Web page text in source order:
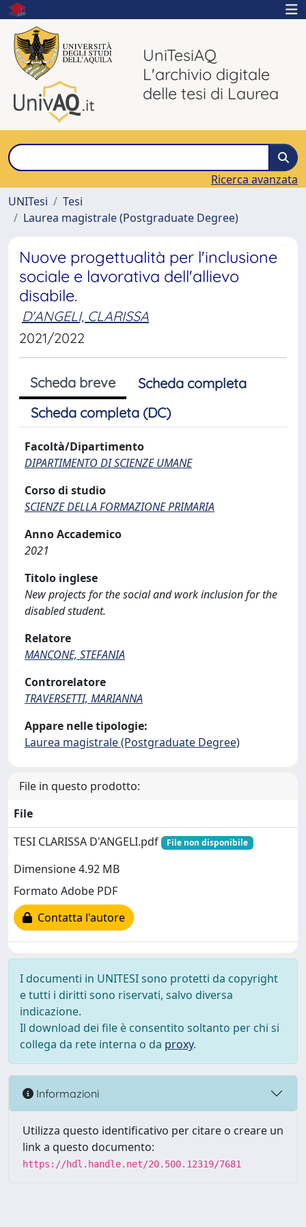
UniTesiAQ
L'archivio digitale
delle tesi di Laurea
Ricerca avanzata
UNITesi
Tesi
Laurea magistrale (Postgraduate Degree)
Nuove progettualità per l'inclusione
sociale e lavorativa dell'allievo
disabile.
D'ANGELI, CLARISSA
2021/2022
Scheda breve
Scheda completa
Scheda completa (DC)
Facoltà/Dipartimento
DIPARTIMENTO DI SCIENZE UMANE
Corso di studio
SCIENZE DELLA FORMAZIONE PRIMARIA
Anno Accademico
2021
Titolo inglese
New projects for the social and work inclusion for the
disabled student.
Relatore
MANCONE, STEFANIA
Controrelatore
TRAVERSETTI, MARIANNA
Appare nelle tipologie:
Laurea magistrale (Postgraduate Degree)
File in questo prodotto:
File
TESI CLARISSA D'ANGELI.pdf
File non disponibile
Dimensione 4.92 MB
Formato Adobe PDF
Contatta l'autore
I documenti in UNITESI sono protetti da copyright
e tutti i diritti sono riservati, salvo diversa
indicazione.
Il download dei file è consentito soltanto per chi si
collega da rete interna o da proxy.
Informazioni
Utilizza questo identificativo per citare o creare un
link a questo documento:
https://hdl.handle.net/20.500.12319/7681